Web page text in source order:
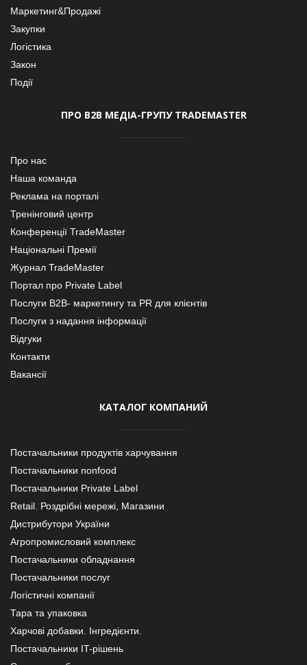
Маркетинг&Продажі
Закупки
Логістика
Закон
Події
ПРО В2В МЕДІА-ГРУПУ TRADEMASTER
Про нас
Наша команда
Реклама на порталі
Тренінговий центр
Конференції TradeMaster
Національні Премії
Журнал TradeMaster
Портал про Private Label
Послуги В2В- маркетингу та PR для клієнтів
Послуги з надання інформації
Відгуки
Контакти
Вакансії
КАТАЛОГ КОМПАНИЙ
Постачальники продуктів харчування
Постачальники nonfood
Постачальники Private Label
Retail. Роздрібні мережі, Магазини
Дистрибутори України
Агропромисловий комплекс
Постачальники обладнання
Постачальники послуг
Логістичні компанії
Тара та упаковка
Харчові добавки. Інгредієнти.
Постачальники IT-рішень